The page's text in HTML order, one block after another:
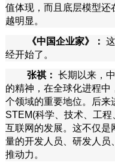
值体现，而且底层模型还
越明显。
《中国企业家》：
经开始了。
张祺： 长期以来，
的精神，在全球化进程中
个领域的重要地位。后来
STEM(科学、技术、工
互联网的发展。这不仅是
量的开发人员、研发人员
推动力。